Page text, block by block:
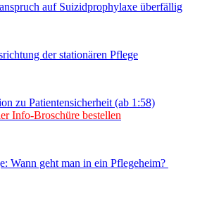
auf Suizidprophylaxe überfällig
der stationären Pflege
zu Patientensicherheit (ab 1:58)
Info-Broschüre bestellen
Wann geht man in ein Pflegeheim?